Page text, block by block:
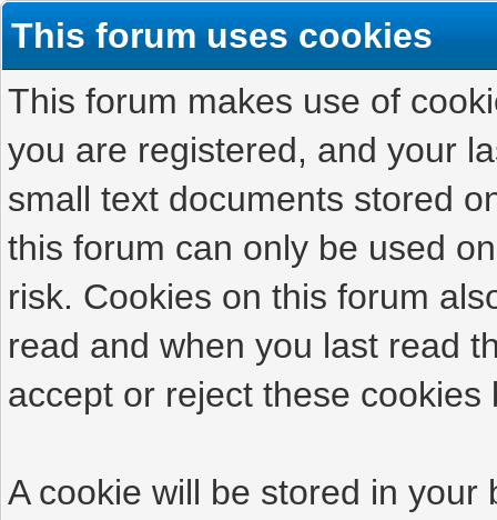
This forum uses cookies
This forum makes use of
you are registered, and your
small text documents stored
this forum can only be used
risk. Cookies on this forum
read and when you last read
accept or reject these cookies
A cookie will be stored in